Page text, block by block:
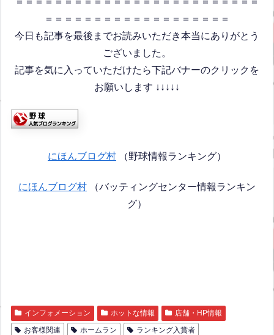
＝＝＝＝＝＝＝＝＝＝＝＝＝＝＝＝＝＝＝
今日も記事を最後までお読みいただき本当にありがとう
ございました。
記事を気に入っていただけたら下記バナーのクリックを
お願いします ↓↓↓↓↓
にほんブログ村 （野球情報ランキング）
にほんブログ村 （バッティングセンター情報ランキン
グ）
インフォメーション ホットな情報
店舗・HP情報
お客様関連
ホームラン ランキング入賞者